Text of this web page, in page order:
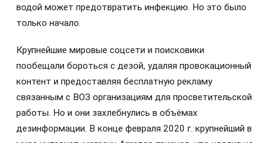
водой может предотвратить инфекцию. Но это было
только начало.
Крупнейшие мировые соцсети и поисковики
пообещали бороться с дезой, удаляя провокационный
контент и предоставляя бесплатную рекламу
связанным с ВОЗ организациям для просветительской
работы. Но и они захлебнулись в объёмах
дезинформации. В конце февраля 2020 г. крупнейший в